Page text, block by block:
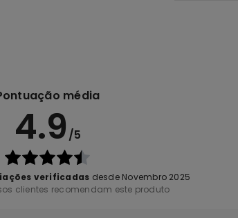
média
4.9 /5
verificadas desde Novembro 2025
clientes recomendam este produto